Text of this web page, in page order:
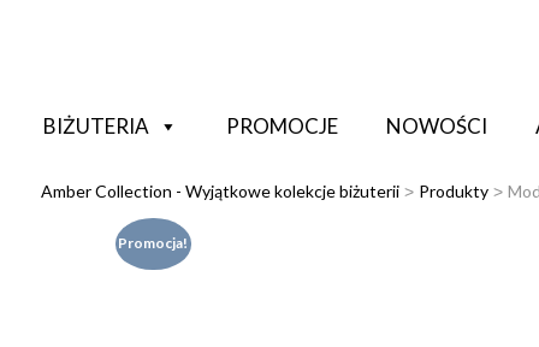
BIŻUTERIA PROMOCJE NOWOŚCI
Amber Collection - Wyjątkowe kolekcje biżuterii > Produkty >
Promocja!